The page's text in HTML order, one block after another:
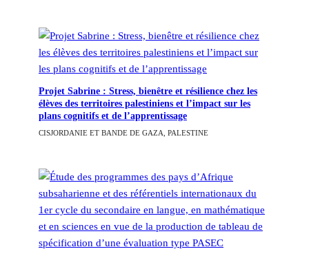
Projet Sabrine : Stress, bienêtre et résilience chez les
élèves des territoires palestiniens et l’impact sur les
plans cognitifs et de l’apprentissage
CISJORDANIE ET BANDE DE GAZA, PALESTINE